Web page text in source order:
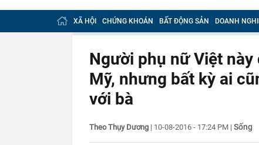
12:00
BẮT KHẨN
khuyến cáo
11:54
Cơ cấu lại
tê liệt
11:40
Nhà máy
xuất bán
ty mẹ sắp
XÃ HỘI CHỨNG KHOÁN BẤT ĐỘNG SẢN DOANH
Người phụ nữ Việt
Mỹ, nhưng bất kỳ ai
với bà
Theo Thụy Dương | 10-08-2016 - 17:24 PM | Sống